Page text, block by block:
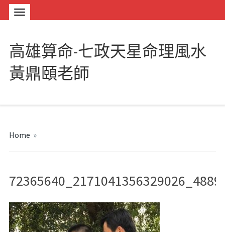
高雄算命-七政天星命理風水
黃鼎頤老師
Home »